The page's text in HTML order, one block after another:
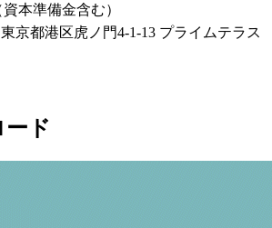
本準備金含む）
東京都港区虎ノ門4-1-13 プライムテラス
ド